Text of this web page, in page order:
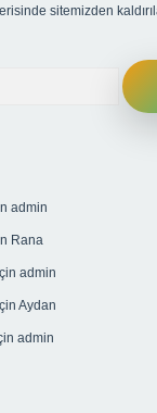
sitemizden
admin
Rana
admin
Aydan
admin